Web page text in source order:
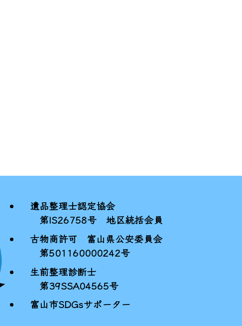
遺品整理士認定協会
第IS26758号 地区統括会員
古物商許可 富山県公安委員会
第501160000242号
生前整理診断士
第39SSA04565号
富山市SDGsサポーター